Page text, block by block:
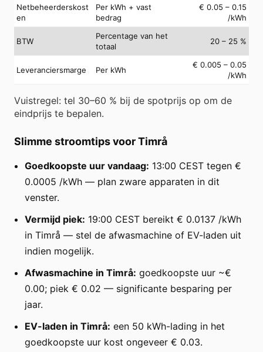
Netbeheerderskost
en
Per kWh + vast
bedrag
€ 0.05 – 0.15
/kWh
BTW
Percentage van het
totaal
20 – 25 %
Leveranciersmarge Per kWh
€ 0.005 – 0.05
/kWh
Vuistregel: tel 30–60 % bij de spotprijs op om de
eindprijs te bepalen.
Slimme stroomtips voor Timrå
Goedkoopste uur vandaag: 13:00 CEST tegen €
0.0005 /kWh — plan zware apparaten in dit
venster.
Vermijd piek: 19:00 CEST bereikt € 0.0137 /kWh
in Timrå — stel de afwasmachine of EV-laden uit
indien mogelijk.
Afwasmachine in Timrå: goedkoopste uur ~€
0.00; piek € 0.02 — significante besparing per
jaar.
EV-laden in Timrå: een 50 kWh-lading in het
goedkoopste uur kost ongeveer € 0.03.